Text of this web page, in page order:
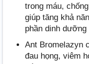
trong máu,
giúp tăng khả
phần dinh
Ant Bromelazyn
đau họng, viêm